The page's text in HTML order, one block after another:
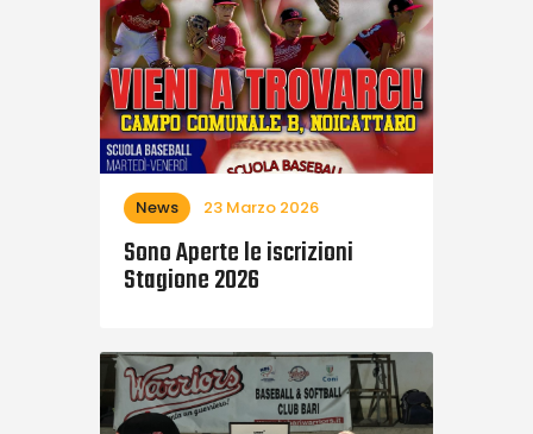
News 23 Marzo 2026
Sono Aperte le iscrizioni
Stagione 2026